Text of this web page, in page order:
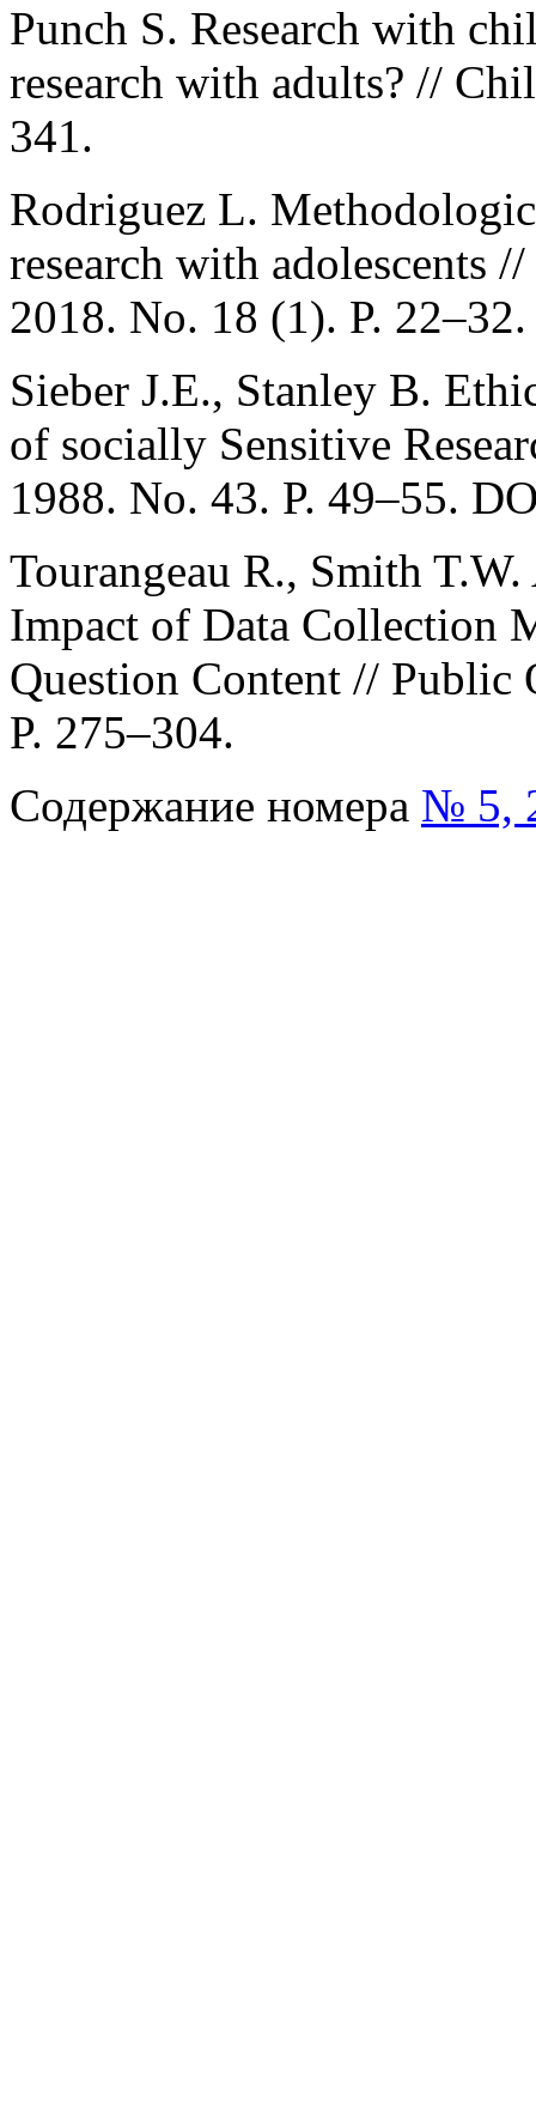
Punch S. Research with
research with adults? //
341.
Rodriguez L.
research with adolescents
2018. No. 18 (1). P.
Sieber J.E., Stanley B.
of socially Sensitive
1988. No. 43. P. 49–55.
Tourangeau R., Smith
Impact of Data Collection
Question Content //
P. 275–304.
Содержание номера № 5,